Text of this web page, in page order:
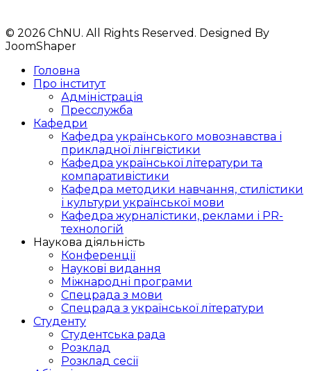
© 2026 ChNU. All Rights Reserved. Designed By
JoomShaper
Головна
Про інститут
Адміністрація
Пресслужба
Кафедри
Кафедра українського мовознавства і
прикладної лінгвістики
Кафедра української літератури та
компаративістики
Кафедра методики навчання, стилістики
і культури української мови
Кафедра журналістики, реклами і PR-
технологій
Наукова діяльність
Конференції
Наукові видання
Міжнародні програми
Спецрада з мови
Спецрада з української літератури
Студенту
Студентська рада
Розклад
Розклад сесії